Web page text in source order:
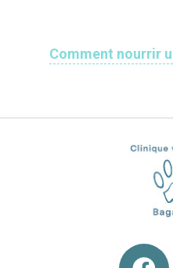
Comment nourrir